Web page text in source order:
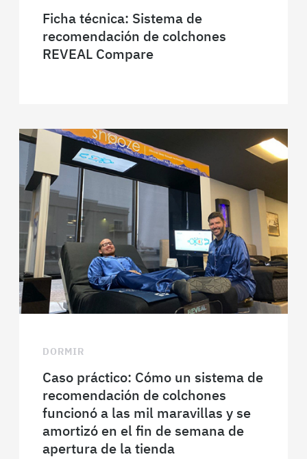
Ficha técnica: Sistema de
recomendación de colchones
REVEAL Compare
DORMIR
Caso práctico: Cómo un sistema de
recomendación de colchones
funcionó a las mil maravillas y se
amortizó en el fin de semana de
apertura de la tienda